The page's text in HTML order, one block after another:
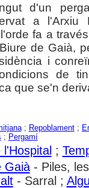
d'un
a l'Arxiu
fa a
de Gaià,
i
de
que se'n
; Repoblament;
; Pergamí
;
Gaià- Piles,
- Sarral ;